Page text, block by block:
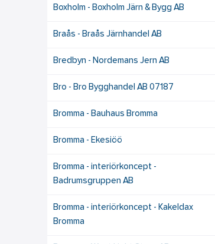
Boxholm - Boxholm Järn & Bygg AB
Braås - Braås Järnhandel AB
Bredbyn - Nordemans Jern AB
Bro - Bro Bygghandel AB 07187
Bromma - Bauhaus Bromma
Bromma - Ekesiöö
Bromma - interiörkoncept -
Badrumsgruppen AB
Bromma - interiörkoncept - Kakeldax
Bromma